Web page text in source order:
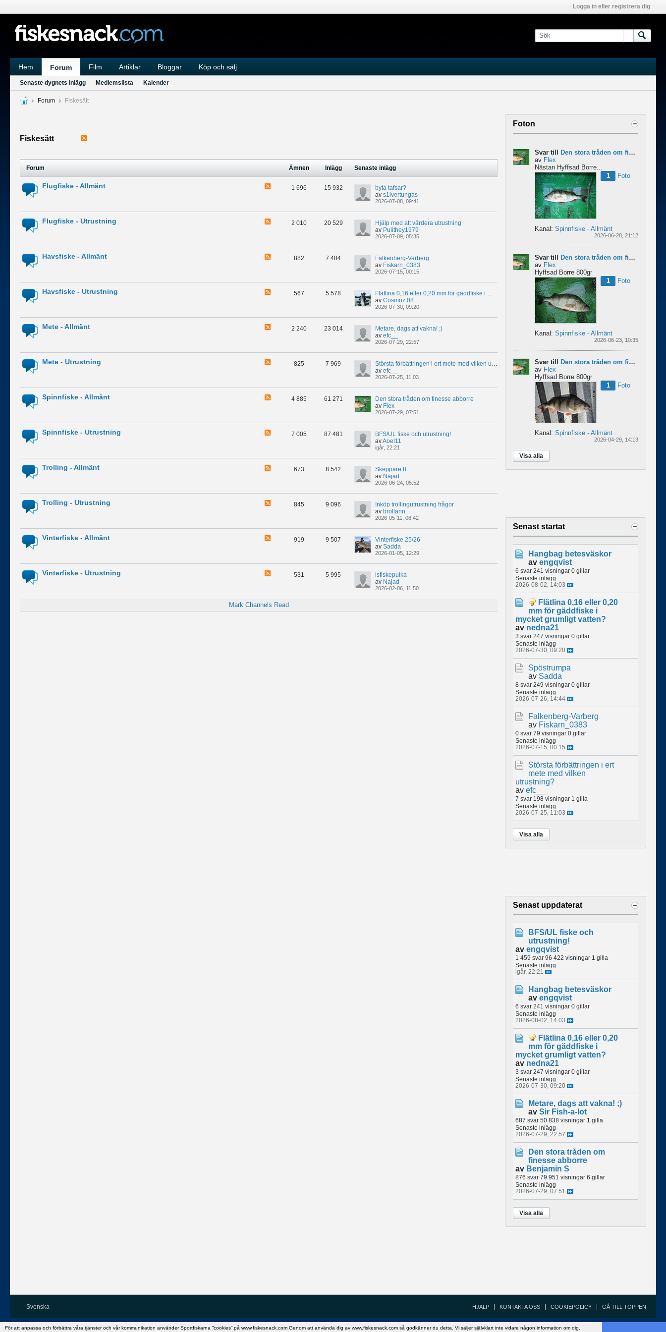
För att anpassa och förbättra våra tjänster och vår kommunikation använder Sportfiskarna ”cookies” på www.fiskesnack.com.Genom att använda dig av www.fiskesnack.com så godkänner du detta. Vi säljer självklart inte vidare någon information om dig.
Logga in eller registrera dig
Hem Forum Film Artiklar Bloggar Köp och sälj
Senaste dygnets inlägg Medlemslista Kalender
Forum Fiskesätt
Fiskesätt
Forum Ämnen Inlägg Senaste inlägg
Flugfiske - Allmänt 1 696 15 932
byta tafsar?
av s1lvertungas
2026-07-08, 09:41
Flugfiske - Utrustning 2 010 20 529
Hjälp med att värdera utrustning
av Pulithey1979
2026-07-09, 05:35
Havsfiske - Allmänt 882 7 484
Falkenberg-Varberg
av Fiskarn_0383
2026-07-15, 00:15
Havsfiske - Utrustning 567 5 578
Flätlina 0,16 eller 0,20 mm för gäddfiske i mycket grumligt vatten?
av Cosmoz 08
2026-07-30, 09:20
Mete - Allmänt 2 240 23 014
Metare, dags att vakna! ;)
av efc__
2026-07-29, 22:57
Mete - Utrustning 825 7 969
Största förbättringen i ert mete med vilken utrustning?
av efc__
2026-07-25, 11:03
Spinnfiske - Allmänt 4 885 61 271
Den stora tråden om finesse abborre
av Flex
2026-07-29, 07:51
Spinnfiske - Utrustning 7 005 87 481
BFS/UL fiske och utrustning!
avAoel11
igår, 22:21
Trolling - Allmänt 673 8 542
Skeppare 8
av Najad
2026-06-24, 05:52
Trolling - Utrustning 845 9 096
Inköp trollingutrustning frågor
av brollann
2026-05-11, 08:42
Vinterfiske - Allmänt 919 9 507
Vinterfiske 25/26
av Sadda
2026-01-05, 12:29
Vinterfiske - Utrustning 531 5 995
isfiskepulka
av Najad
2026-02-06, 11:50
Mark Channels Read
Foton
Svar till
Den stora tråden om finesse abborre
av Flex
Nästan Hyffsad Borre...
1
Foto
Kanal: Spinnfiske - Allmänt
2026-06-28, 21:12
Svar till Den stora tråden om finesse abborre
av Flex
Hyffsad Borre 800gr
1
Foto
Kanal: Spinnfiske - Allmänt
2026-06-23, 10:35
Svar till
Den stora tråden om finesse abborre
av Flex
Hyffsad Borre 800gr
1
Foto
Kanal: Spinnfiske - Allmänt
2026-04-29, 14:13
Visa alla
Senast startat
Hangbag betesväskor
av engqvist
6 svar 241 visningar 0 gillar
Senaste inlägg
2026-08-02, 14:03
Flätlina 0,16 eller 0,20
mm för gäddfiske i
mycket grumligt vatten?
av nedna21
3 svar 247 visningar 0 gillar
Senaste inlägg
2026-07-30, 09:20
Spöstrumpa
av Sadda
8 svar 249 visningar 0 gillar
Senaste inlägg
2026-07-26, 14:44
Falkenberg-Varberg
av Fiskarn_0383
0 svar 79 visningar 0 gillar
Senaste inlägg
2026-07-15, 00:15
Största förbättringen i ert
mete med vilken
utrustning?
av efc__
7 svar 198 visningar 1 gilla
Senaste inlägg
2026-07-25, 11:03
Visa alla
Senast uppdaterat
BFS/UL fiske och
utrustning!
av engqvist
1 459 svar 96 422 visningar 1 gilla
Senaste inlägg
igår, 22:21
Hangbag betesväskor
av engqvist
6 svar 241 visningar 0 gillar
Senaste inlägg
2026-08-02, 14:03
Flätlina 0,16 eller 0,20
mm för gäddfiske i
mycket grumligt vatten?
av nedna21
3 svar 247 visningar 0 gillar
Senaste inlägg
2026-07-30, 09:20
Metare, dags att vakna! ;)
av Sir Fish-a-lot
687 svar 50 838 visningar 1 gilla
Senaste inlägg
2026-07-29, 22:57
Den stora tråden om
finesse abborre
av Benjamin S
876 svar 79 951 visningar 6 gillar
Senaste inlägg
2026-07-29, 07:51
Visa alla
Svenska HJÄLP KONTAKTA OSS COOKIEPOLICY GÅ TILL TOPPEN
Copyright ©2002 - 2021, FiskeSnack.com. Grundad 2002 av Anders Bergman.